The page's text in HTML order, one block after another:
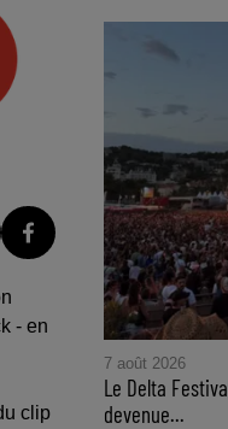
- en
clip
7 août 2026
Le Delta
devenue...